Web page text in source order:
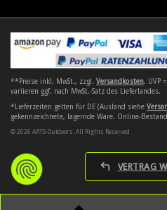
VERTRAG
**Preise inkl. MwSt., zzgl. Versandkosten. UVP
variieren ggf. nach MwSt.-Satz des Lieferlandes.
*Lieferzeiten gelten für DE (Ausland siehe
gekennzeichnete, lagernde Ware. Online-
© 2026 ARTS-Outdoors. All Rights Reserved